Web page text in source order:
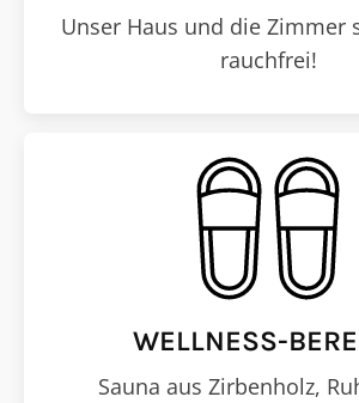
Unser Haus und die Zimmer
rauchfrei!
WELLNESS-
Sauna aus Zirbenholz,